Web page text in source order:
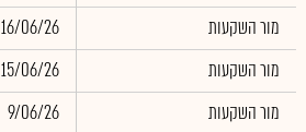
מור השקעות
16/06/26
מור השקעות
15/06/26
מור השקעות
9/06/26